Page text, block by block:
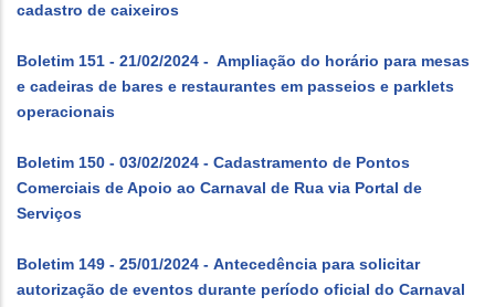
cadastro de caixeiros
Boletim 151 - 21/02/2024 - Ampliação do horário para mesas
e cadeiras de bares e restaurantes em passeios e parklets
operacionais
Boletim 150 - 03/02/2024 - Cadastramento de Pontos
Comerciais de Apoio ao Carnaval de Rua via Portal de
Serviços
Boletim 149 - 25/01/2024 - Antecedência para solicitar
autorização de eventos durante período oficial do Carnaval